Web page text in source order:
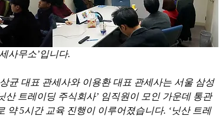
세사무소’입니다.
산 트레이딩 주식회사’ 임직원이 모인 가운데 통관
약 5시간 교육 진행이 이루어졌습니다. ‘닛산 트레